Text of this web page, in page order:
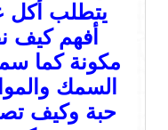
يتطلب أكل
أفهم كيف
مكونة كما
السمك
حبة وكيف